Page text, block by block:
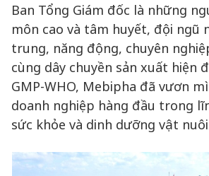
Ban Tổng Giám đốc là những
môn cao và tâm huyết, đội ngũ
trung, năng động, chuyên
cùng dây chuyền sản xuất hiện
GMP-WHO, Mebipha đã vươn
doanh nghiệp hàng đầu trong
sức khỏe và dinh dưỡng vật